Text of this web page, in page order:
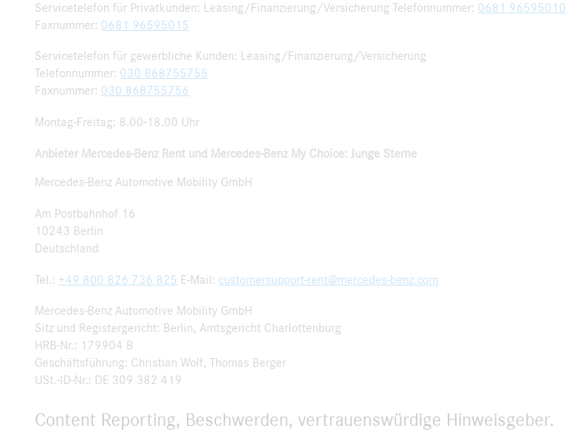
Servicetelefon für Privatkunden: Leasing/Finanzierung/Versicherung Telefonnummer: 0681 96595010
Faxnummer: 0681 96595015
Servicetelefon für gewerbliche Kunden: Leasing/Finanzierung/Versicherung
Telefonnummer: 030 868755755
Faxnummer: 030 868755756
Montag-Freitag: 8.00-18.00 Uhr
Anbieter Mercedes-Benz Rent und Mercedes-Benz My Choice: Junge Sterne
Mercedes-Benz Automotive Mobility GmbH
Am Postbahnhof 16
10243 Berlin
Deutschland
Tel.: +49 800 826 736 825 E-Mail: customersupport-rent@mercedes-benz.com
Mercedes-Benz Automotive Mobility GmbH
Sitz und Registergericht: Berlin, Amtsgericht Charlottenburg
HRB-Nr.: 179904 B
Geschäftsführung: Christian Wolf, Thomas Berger
USt.-ID-Nr.: DE 309 382 419
Content Reporting, Beschwerden, vertrauenswürdige Hinweisgeber.